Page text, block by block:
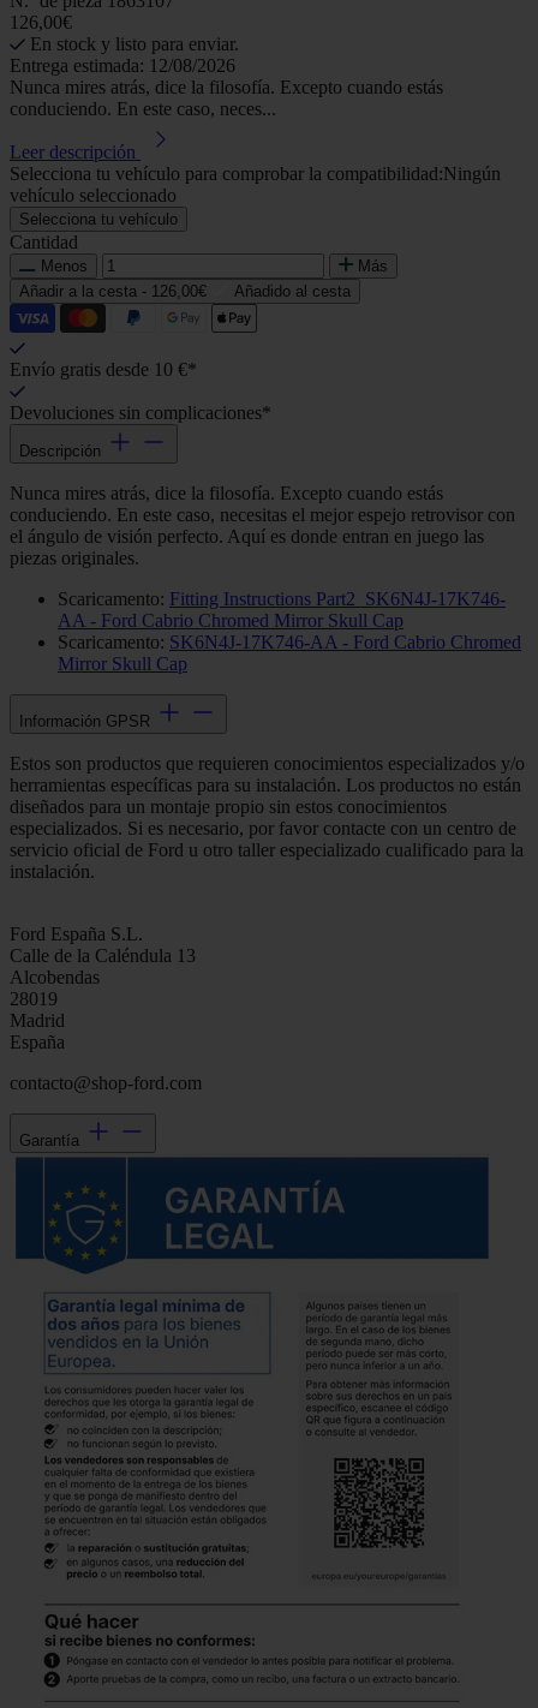
126,00€
En stock y listo para enviar.
Entrega estimada: 12/08/2026
Nunca mires atrás, dice la filosofía. Excepto cuando estás
conduciendo. En este caso, neces...
Leer descripción
Selecciona tu vehículo para comprobar la compatibilidad:Ningún
vehículo seleccionado
Selecciona tu vehículo
Cantidad
Menos
Más
Añadir a la cesta - 126,00€ Añadido al cesta
Envío gratis desde 10 €*
Devoluciones sin complicaciones*
Descripción
Nunca mires atrás, dice la filosofía. Excepto cuando estás
conduciendo. En este caso, necesitas el mejor espejo retrovisor con
el ángulo de visión perfecto. Aquí es donde entran en juego las
piezas originales.
Scaricamento: Fitting Instructions Part2_SK6N4J-17K746-
AA - Ford Cabrio Chromed Mirror Skull Cap
Scaricamento: SK6N4J-17K746-AA - Ford Cabrio Chromed
Mirror Skull Cap
Información GPSR
Estos son productos que requieren conocimientos especializados y/o
herramientas específicas para su instalación. Los productos no están
diseñados para un montaje propio sin estos conocimientos
especializados. Si es necesario, por favor contacte con un centro de
servicio oficial de Ford u otro taller especializado cualificado para la
instalación.
Ford España S.L.
Calle de la Caléndula 13
Alcobendas
28019
Madrid
España
contacto@shop-ford.com
Garantía